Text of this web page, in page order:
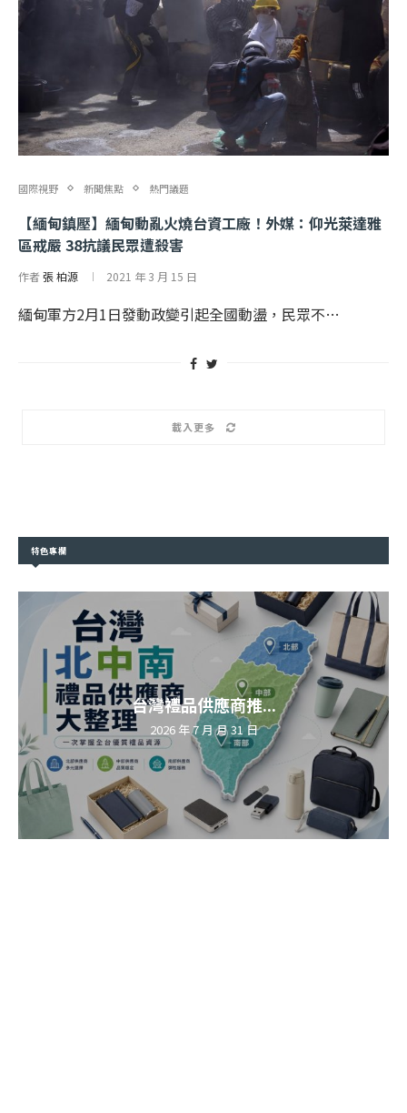
國際視野 新聞焦點 熱門議題
【緬甸鎮壓】緬甸動亂火燒台資工廠！外媒：仰光萊達雅
區戒嚴 38抗議民眾遭殺害
作者張 柏源 2021 年 3 月 15 日
緬甸軍方2月1日發動政變引起全國動盪，民眾不…
載入更多
特色專欄
台灣禮品供應商推...
2026 年 7 月 月 31 日